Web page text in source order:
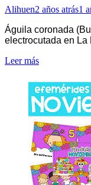
Alihuen2 años atrás1
Águila coronada
electrocutada en La
Leer más